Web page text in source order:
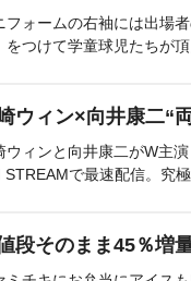
フォームの右袖には出場
をつけて学童球児たちが
ウィン×向井康二“
ウィンと向井康二がW主
STREAMで最速配信。究
段そのまま45％増